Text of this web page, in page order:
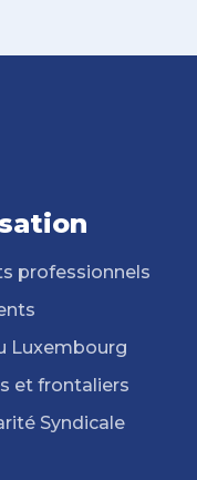
professionnels
Luxembourg
et frontaliers
Syndicale